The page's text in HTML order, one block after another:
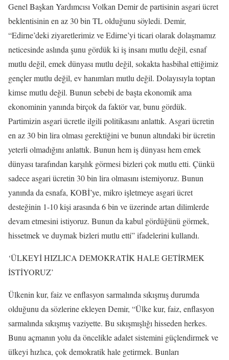
Genel Başkan Yardımcısı Volkan Demir de partisinin asgari ücret
beklentisinin en az 30 bin TL olduğunu söyledi. Demir,
“Edirne’deki ziyaretlerimiz ve Edirne’yi ticari olarak dolaşmamız
neticesinde aslında şunu gördük ki iş insanı mutlu değil, esnaf
mutlu değil, emek dünyası mutlu değil, sokakta hasbihal ettiğimiz
gençler mutlu değil, ev hanımları mutlu değil. Dolayısıyla toptan
kimse mutlu değil. Bunun sebebi de başta ekonomik ama
ekonominin yanında birçok da faktör var, bunu gördük.
Partimizin asgari ücretle ilgili politikasını anlattık. Asgari ücretin
en az 30 bin lira olması gerektiğini ve bunun altındaki bir ücretin
yeterli olmadığını anlattık. Bunun hem iş dünyası hem emek
dünyası tarafından karşılık görmesi bizleri çok mutlu etti. Çünkü
sadece asgari ücretin 30 bin lira olmasını istemiyoruz. Bunun
yanında da esnafa, KOBİ’ye, mikro işletmeye asgari ücret
desteğinin 1-10 kişi arasında 6 bin ve üzerinde artan dilimlerde
devam etmesini istiyoruz. Bunun da kabul gördüğünü görmek,
hissetmek ve duymak bizleri mutlu etti” ifadelerini kullandı.
‘ÜLKEYİ HIZLICA DEMOKRATİK HALE GETİRMEK
İSTİYORUZ’
Ülkenin kur, faiz ve enflasyon sarmalında sıkışmış durumda
olduğunu da sözlerine ekleyen Demir, “Ülke kur, faiz, enflasyon
sarmalında sıkışmış vaziyette. Bu sıkışmışlığı hisseden herkes.
Bunu açmanın yolu da öncelikle adalet sistemini güçlendirmek ve
ülkeyi hızlıca, çok demokratik hale getirmek. Bunları